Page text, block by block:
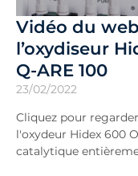
Vidéo du
l’oxydiseur
Q-ARE 100
23/02/2022
Cliquez pour
l'oxydeur Hidex 600
catalytique